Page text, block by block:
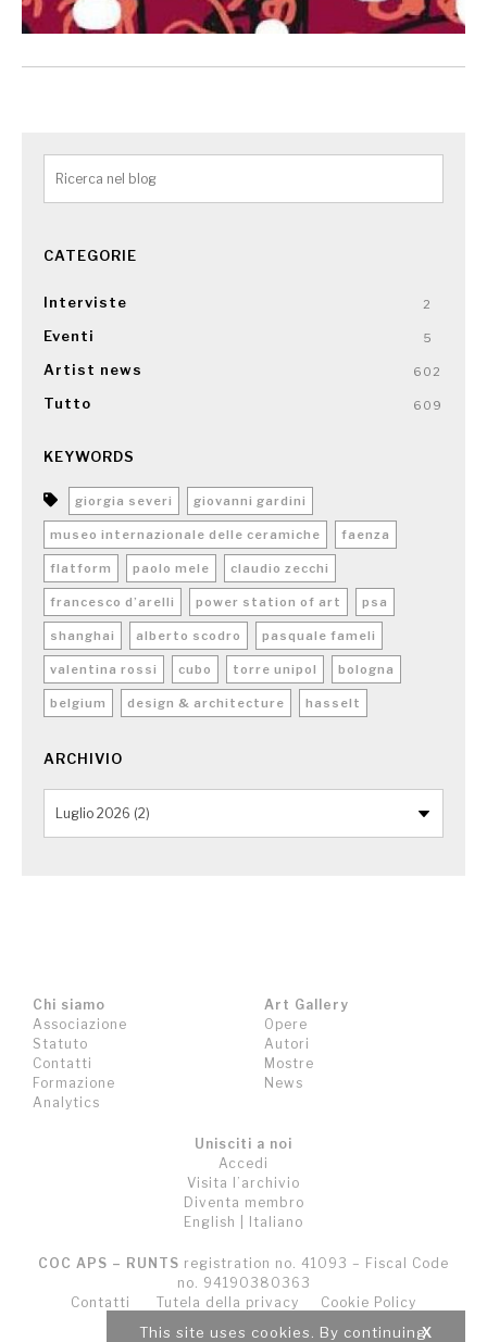
This site uses cookies. By continuingX
CATEGORIE
Interviste 2
Eventi 5
Artist news 602
Tutto 609
KEYWORDS
giorgia severi giovanni gardini
museo internazionale delle ceramiche faenza
flatform paolo mele claudio zecchi
francesco d’arelli power station of art psa
shanghai alberto scodro pasquale fameli
valentina rossi cubo torre unipol bologna
belgium design & architecture hasselt
ARCHIVIO
Chi siamo
Associazione
Statuto
Contatti
Formazione
Analytics
Art Gallery
Opere
Autori
Mostre
News
Unisciti a noi
Accedi
Visita l’archivio
Diventa membro
English
Italiano
COC APS – RUNTS registration no. 41093 – Fiscal Code
no. 94190380363
Contatti
Tutela della privacy
Cookie Policy